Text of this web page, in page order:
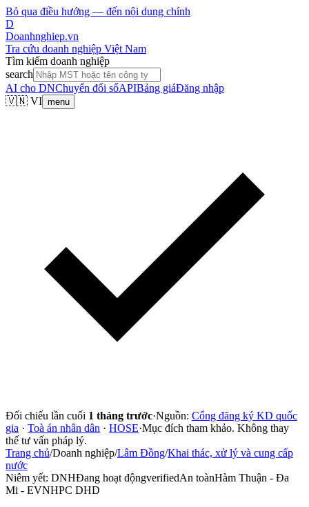
Bỏ qua điều hướng — đến nội dung chính
D
Doanhnghiep.vn
Tra cứu doanh nghiệp Việt Nam
Tìm kiếm doanh nghiệp
search
AI cho DNChuyển đổi sốAPIBảng giáĐăng nhập
🇻🇳 VI menu
Đối chiếu lần cuối 1 tháng trước·Nguồn: Cổng đăng ký KD quốc
gia · Toà án nhân dân · HOSE·Mục đích tham khảo. Không thay
thế tư vấn pháp lý.
Trang chủ/Doanh nghiệp/Lâm Đồng/Khai thác, xử lý và cung cấp
nước
Niêm yết: DNHĐang hoạt độngverifiedAn toànHàm Thuận - Đa
Mi - EVNHPC DHD